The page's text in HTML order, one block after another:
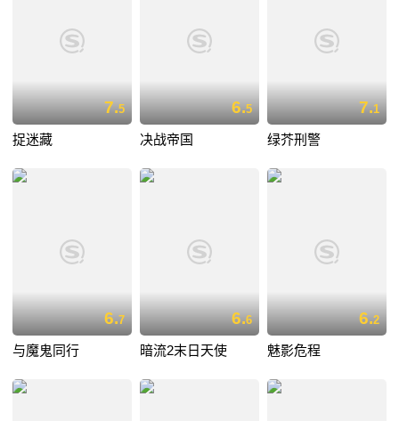
7.5
捉迷藏
6.5
决战帝国
7.1
绿芥刑警
6.7
与魔鬼同行
6.6
暗流2末日天使
6.2
魅影危程